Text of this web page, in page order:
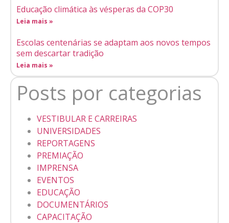
Educação climática às vésperas da COP30
Leia mais »
Escolas centenárias se adaptam aos novos tempos
sem descartar tradição
Leia mais »
Posts por categorias
VESTIBULAR E CARREIRAS
UNIVERSIDADES
REPORTAGENS
PREMIAÇÃO
IMPRENSA
EVENTOS
EDUCAÇÃO
DOCUMENTÁRIOS
CAPACITAÇÃO